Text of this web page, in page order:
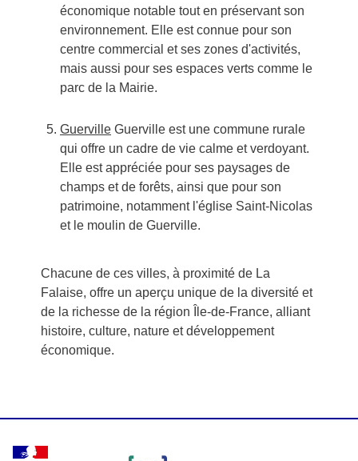
économique notable tout en préservant son
environnement. Elle est connue pour son
centre commercial et ses zones d'activités,
mais aussi pour ses espaces verts comme le
parc de la Mairie.
GuervilleGuerville est une commune rurale
qui offre un cadre de vie calme et verdoyant.
Elle est appréciée pour ses paysages de
champs et de forêts, ainsi que pour son
patrimoine, notamment l'église Saint-Nicolas
et le moulin de Guerville.
Chacune de ces villes, à proximité de La
Falaise, offre un aperçu unique de la diversité et
de la richesse de la région Île-de-France, alliant
histoire, culture, nature et développement
économique.